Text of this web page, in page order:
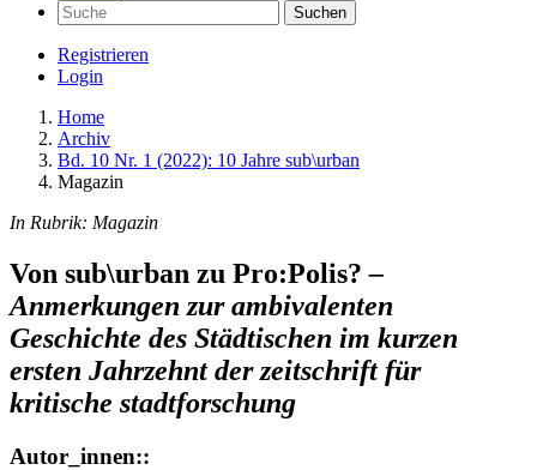
Suchen
Registrieren
Login
Home
Archiv
Bd. 10 Nr. 1 (2022): 10 Jahre sub\urban
Magazin
In Rubrik: Magazin
Von sub\urban zu Pro:Polis? –
Anmerkungen zur ambivalenten
Geschichte des Städtischen im kurzen
ersten Jahrzehnt der zeitschrift für
kritische stadtforschung
Autor_innen::